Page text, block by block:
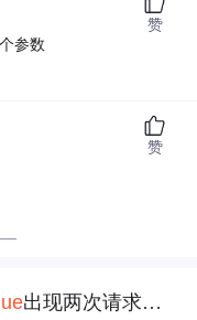
参数
赞
赞
出现两次请求问题